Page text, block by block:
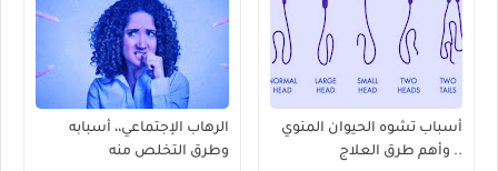
أسباب تشوه الحيوان المنوي
.. وأهم طرق العلاج
الرهاب الإجتماعي،، أسبابه
وطرق التخلص منه